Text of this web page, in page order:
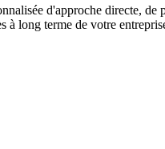
d'approche directe,
à long terme de votre